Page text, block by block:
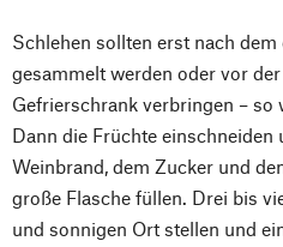
Schlehen sollten erst nach
gesammelt werden oder vor
Gefrierschrank verbringen – so
Dann die Früchte
Weinbrand, dem Zucker und
große Flasche füllen. Drei bis
und sonnigen Ort stellen und